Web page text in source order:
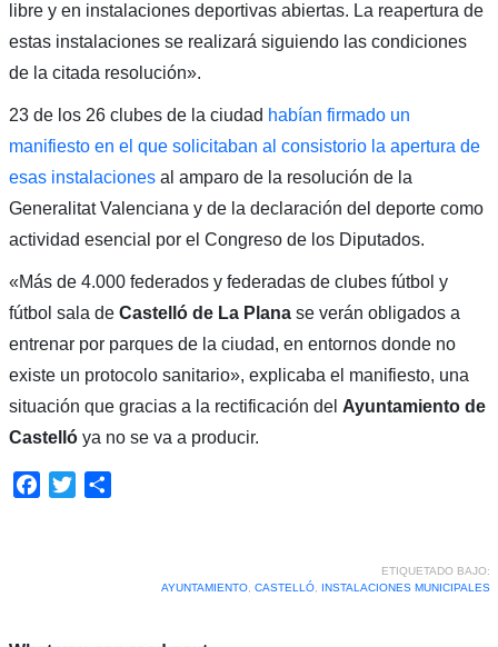
libre y en instalaciones deportivas abiertas. La reapertura de
estas instalaciones se realizará siguiendo las condiciones
de la citada resolución».
23 de los 26 clubes de la ciudad habían firmado un
manifiesto en el que solicitaban al consistorio la apertura de
esas instalaciones al amparo de la resolución de la
Generalitat Valenciana y de la declaración del deporte como
actividad esencial por el Congreso de los Diputados.
«Más de 4.000 federados y federadas de clubes fútbol y
fútbol sala de Castelló de La Plana se verán obligados a
entrenar por parques de la ciudad, en entornos donde no
existe un protocolo sanitario», explicaba el manifiesto, una
situación que gracias a la rectificación del Ayuntamiento de
Castelló ya no se va a producir.
Facebook
Twitter
ETIQUETADO BAJO:
AYUNTAMIENTO, CASTELLÓ, INSTALACIONES MUNICIPALES